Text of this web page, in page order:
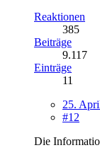
Reaktionen
385
Beiträge
9.117
Einträge
11
25.
#12
Die